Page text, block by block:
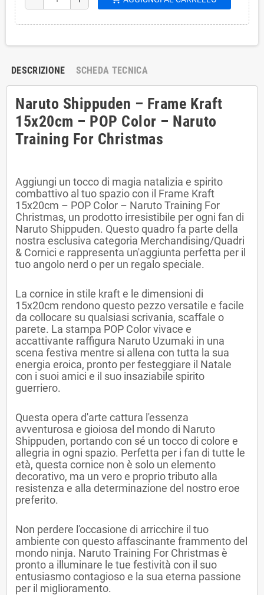
DESCRIZIONE SCHEDA TECNICA
Naruto Shippuden – Frame Kraft
15x20cm – POP Color – Naruto
Training For Christmas
Aggiungi un tocco di magia natalizia e spirito
combattivo al tuo spazio con il Frame Kraft
15x20cm – POP Color – Naruto Training For
Christmas, un prodotto irresistibile per ogni fan di
Naruto Shippuden. Questo quadro fa parte della
nostra esclusiva categoria Merchandising/Quadri
& Cornici e rappresenta un'aggiunta perfetta per il
tuo angolo nerd o per un regalo speciale.
La cornice in stile kraft e le dimensioni di
15x20cm rendono questo pezzo versatile e facile
da collocare su qualsiasi scrivania, scaffale o
parete. La stampa POP Color vivace e
accattivante raffigura Naruto Uzumaki in una
scena festiva mentre si allena con tutta la sua
energia eroica, pronto per festeggiare il Natale
con i suoi amici e il suo insaziabile spirito
guerriero.
Questa opera d'arte cattura l'essenza
avventurosa e gioiosa del mondo di Naruto
Shippuden, portando con sé un tocco di colore e
allegria in ogni spazio. Perfetta per i fan di tutte le
età, questa cornice non è solo un elemento
decorativo, ma un vero e proprio tributo alla
resistenza e alla determinazione del nostro eroe
preferito.
Non perdere l'occasione di arricchire il tuo
ambiente con questo affascinante frammento del
mondo ninja. Naruto Training For Christmas è
pronto a illuminare le tue festività con il suo
entusiasmo contagioso e la sua eterna passione
per il miglioramento.